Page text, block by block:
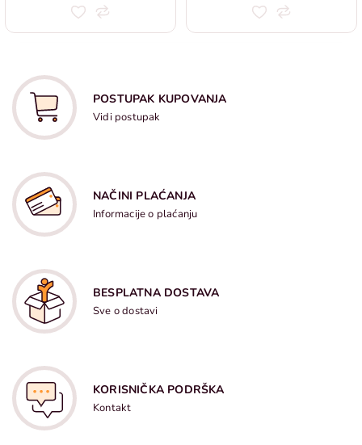
POSTUPAK KUPOVANJA
Vidi postupak
NAČINI PLAĆANJA
Informacije o plaćanju
BESPLATNA DOSTAVA
Sve o dostavi
KORISNIČKA PODRŠKA
Kontakt